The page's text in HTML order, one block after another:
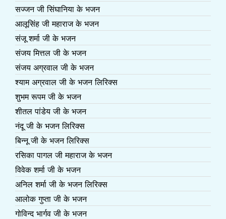
सज्जन जी सिंघानिया के भजन
आलूसिंह जी महाराज के भजन
संजू शर्मा जी के भजन
संजय मित्तल जी के भजन
संजय अग्रवाल जी के भजन
श्याम अग्रवाल जी के भजन लिरिक्स
शुभम रूपम जी के भजन
शीतल पांडेय जी के भजन
नंदू जी के भजन लिरिक्स
बिन्नू जी के भजन लिरिक्स
रसिका पागल जी महाराज के भजन
विवेक शर्मा जी के भजन
अनिल शर्मा जी के भजन लिरिक्स
आलोक गुप्ता जी के भजन
गोविन्द भार्गव जी के भजन